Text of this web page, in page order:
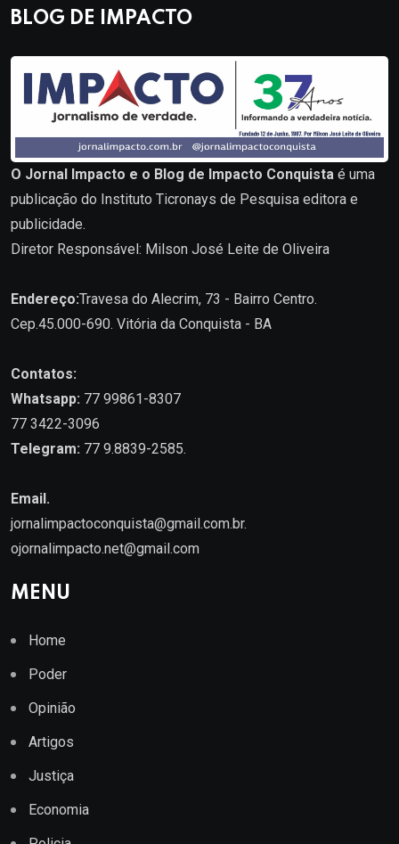
BLOG DE IMPACTO
O Jornal Impacto e o Blog de Impacto Conquista é uma
publicação do Instituto Ticronays de Pesquisa editora e
publicidade.
Diretor Responsável: Milson José Leite de Oliveira
Endereço:Travesa do Alecrim, 73 - Bairro Centro.
Cep.45.000-690. Vitória da Conquista - BA
Contatos:
Whatsapp: 77 99861-8307
77 3422-3096
Telegram: 77 9.8839-2585.
Email.
jornalimpactoconquista@gmail.com.br.
ojornalimpacto.net@gmail.com
MENU
Home
Poder
Opinião
Artigos
Justiça
Economia